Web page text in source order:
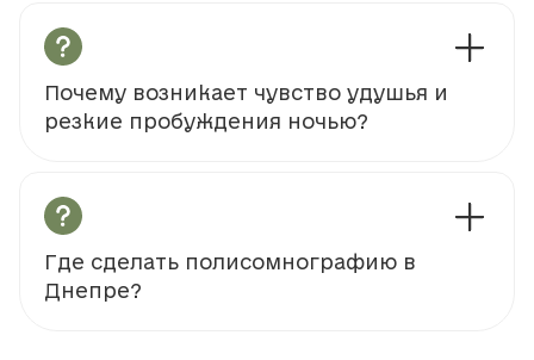
Почему возникает чувство удушья и
резкие пробуждения ночью?
Где сделать полисомнографию в
Днепре?